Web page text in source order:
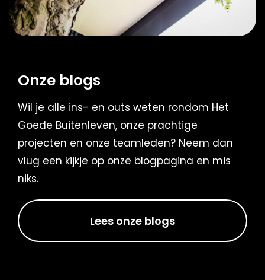
Onze blogs
Wil je alle ins- en outs weten rondom Het
Goede Buitenleven, onze prachtige
projecten en onze teamleden? Neem dan
vlug een kijkje op onze blogpagina en mis
niks.
Lees onze blogs